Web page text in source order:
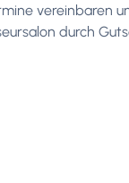
vereinbaren
durch